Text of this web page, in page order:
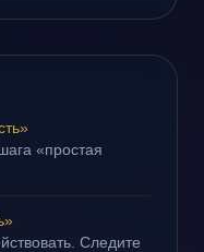
«простая
Следите